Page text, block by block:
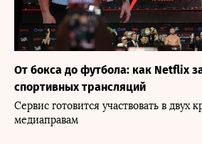
От бокса до футбола: как Netflix
спортивных трансляций
Сервис готовится участвовать в двух
медиаправам